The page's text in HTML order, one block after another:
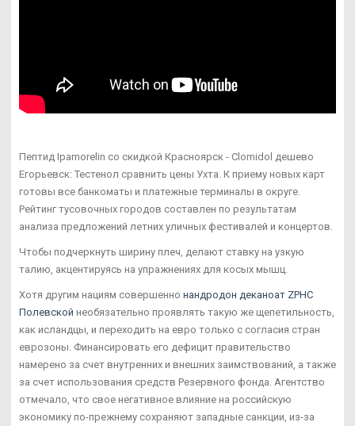
Пептид Ipamorelin со скидкой Красноярск - Clomidol дешево
Егорьевск: Тестенол сравнить цены Ухта. К приему новых карт
готовы все банкоматы и платежные терминалы в округе.
Рейтинг тусовочных городов составлен по результатам
анализа предложений летних уличных фестивалей и концертов.
Чтобы подчеркнуть ширину плеч, делают ставку на узкую
талию, акцентируясь на упражнениях для косых мышц.
Хотя другим нациям совершенно нандродон деканоат ZPHC
Полевской необязательно проявлять такую же щепетильность,
как исландцы, и переходить на евро только с согласия стран
еврозоны. Финансировать его дефицит правительство
намерено за счет внутренних и внешних заимствований, а также
за счет использования средств Резервного фонда. Агентство
отмечало, что свое негативное влияние на российскую
экономику по-прежнему сохраняют западные санкции, из-за